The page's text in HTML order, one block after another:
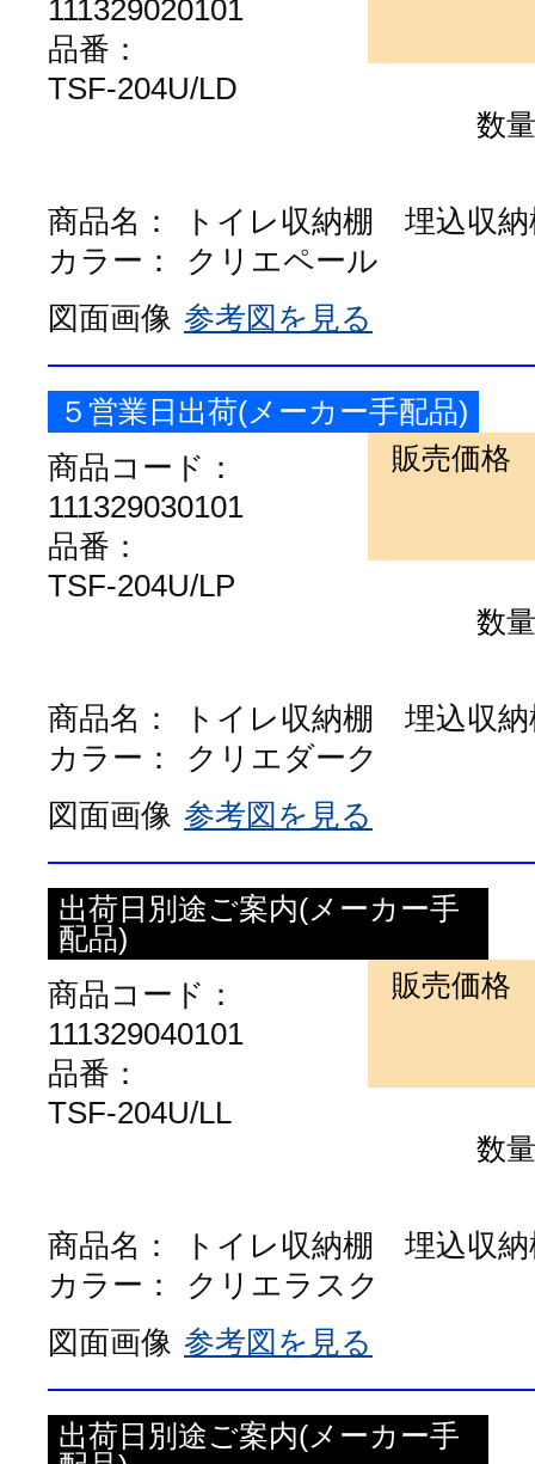
111329020101
品番：
TSF-204U/LD
数量
商品名：
トイレ収納棚 埋込収
カラー：
クリエペール
図面画像 参考図を見る
５営業日出荷(メーカー手配品)
商品コード：
111329030101
品番：
TSF-204U/LP
販売価格
数量
商品名：
トイレ収納棚 埋込収
カラー：
クリエダーク
図面画像 参考図を見る
出荷日別途ご案内(メーカー手
配品)
商品コード：
111329040101
品番：
TSF-204U/LL
販売価格
数量
商品名：
トイレ収納棚 埋込収
カラー：
クリエラスク
図面画像 参考図を見る
出荷日別途ご案内(メーカー手